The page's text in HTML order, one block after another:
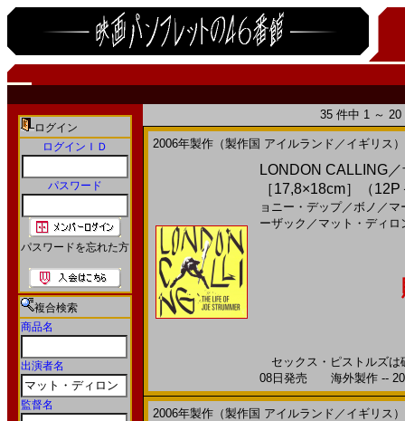
ログイン
ログインＩＤ
パスワード
パスワードを忘れた方
複合検索
商品名
出演者名
監督名
35 件中 1 ～
2006年製作（製作国 アイルランド／イギリス）
LONDON CALLING
［17,8×18cm］（
ョニー・デップ／ボノ ／ マ
ーザック ／ マット・ディロ
セックス・ピストルズは
08日発売 海外製作 --
2006年製作（製作国 アイルランド／イギリス）